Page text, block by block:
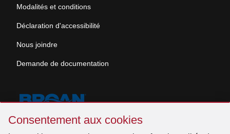
Consentement
Consentement aux cookies
Modalités et conditions
Déclaration d'accessibilité
Nous joindre
Demande de documentation